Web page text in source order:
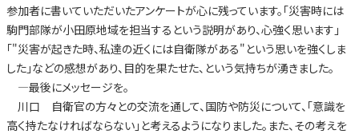
参加者に書いていただいたアンケートが心に残っています。「災害時には
駒門部隊が小田原地域を担当するという説明があり、心強く思います」
「"災害が起きた時、私達の近くには自衛隊がある"という思いを強くしま
した」などの感想があり、目的を果たせた、という気持ちが湧きました。
—最後にメッセージを。
川口 自衛官の方々との交流を通して、国防や防災について、「意識を
高く持たなければならない」と考えるようになりました。また、その考えを